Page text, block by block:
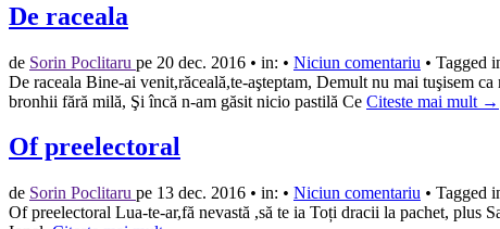
De raceala
de Sorin Poclitaru pe 20 dec. 2016 • in: • Niciun comentariu • Tagged
De raceala Bine-ai venit,răceală,te-aşteptam, Demult nu mai tuşisem
bronhii fără milă, Şi încă n-am găsit nicio pastilă Ce Citeste mai mult →
Of preelectoral
de Sorin Poclitaru pe 13 dec. 2016 • in: • Niciun comentariu • Tagged
Of preelectoral Lua-te-ar,fă nevastă ,să te ia Toți dracii la pachet, plus